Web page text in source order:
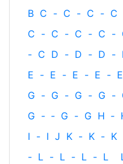
B C - C - C - C
C - C - C - C -
- C D - D - D -
E - E - E - E - E
G - G - G - G -
G - ‐ G - G H ‐
I - I J K - K - K
- L - L - L - L